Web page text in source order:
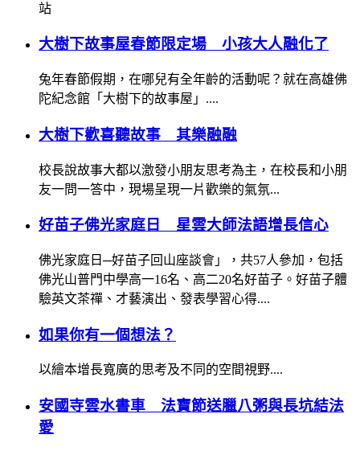
站
大樹下故事屋春節限定場 小孩大人融化了
兔年春節假期，在哪兒有全年齡的活動呢？就在高雄佛
陀紀念館「大樹下的故事屋」....
大樹下歡喜聽故事 其樂融融
校長說故事大都以激發小朋友思考為主，在校長和小朋
友一問一答中，現場呈現一片歡樂的氣氛...
好苗子佛光家庭日 星雲大師法語增長信心
佛光家庭日─好苗子回山座談會」，共57人參加，包括
佛光山普門中學高一16名、高二20名好苗子。好苗子體
驗英文茶禪、才藝演出、發表學習心得....
如果你有一個想法？
以繪本增長寬廣的思考及不同的空間視野....
安國寺雲水書車 法寶節送臘八粥與長坑結法
愛